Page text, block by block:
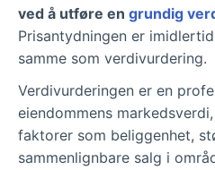
ved å utføre en grundig
Prisantydningen er
samme som verdivurdering.
Verdivurderingen er en
eiendommens
faktorer som beliggenhet,
sammenlignbare salg i